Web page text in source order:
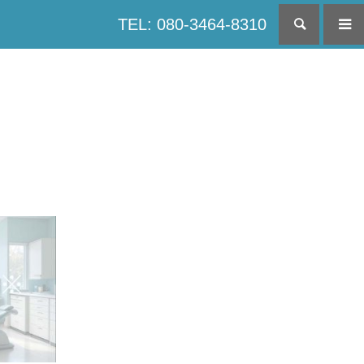
TEL: 080-3464-8310 検索